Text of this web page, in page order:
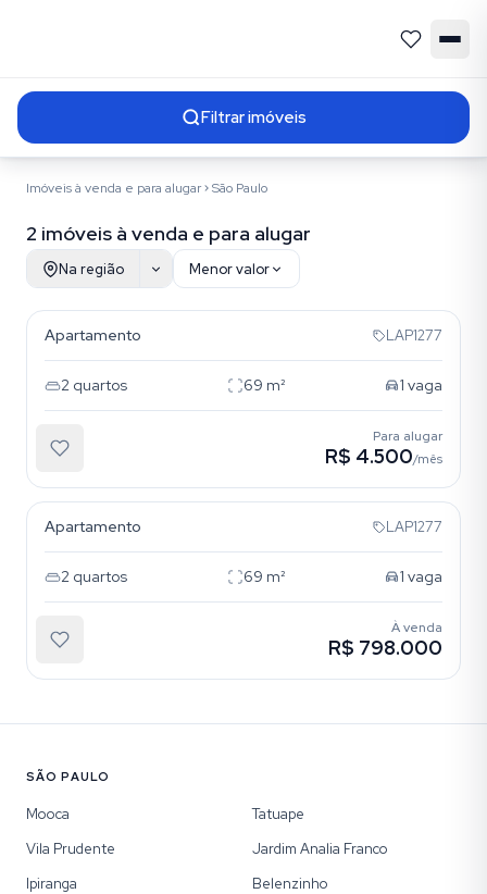
Filtrar imóveis
Imóveis à venda e para alugar São Paulo
2 imóveis à venda e para alugar
Na região Menor valor
Resultados da busca
Anália Franco
Apartamento LAP1277
2 quartos 69 m² 1 vaga
Para alugar
R$ 4.500/mês
Apartamento LAP1277
2 quartos 69 m² 1 vaga
À venda
R$ 798.000
SÃO PAULO
Mooca
Tatuape
Vila Prudente
Jardim Analia Franco
Ipiranga
Belenzinho